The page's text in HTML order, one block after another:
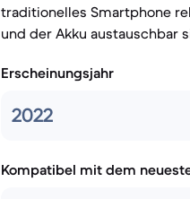
traditionelles Smartphone
und der Akku austauschbar
Erscheinungsjahr
2022
Kompatibel mit dem